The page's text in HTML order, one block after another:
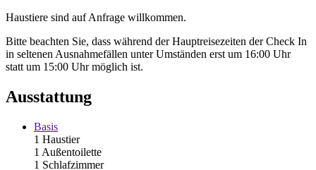
Haustiere sind auf Anfrage willkommen.
Bitte beachten Sie, dass während der Hauptreisezeiten der Check In
in seltenen Ausnahmefällen unter Umständen erst um 16:00 Uhr
statt um 15:00 Uhr möglich ist.
Ausstattung
Basis
1 Haustier
1 Außentoilette
1 Schlafzimmer